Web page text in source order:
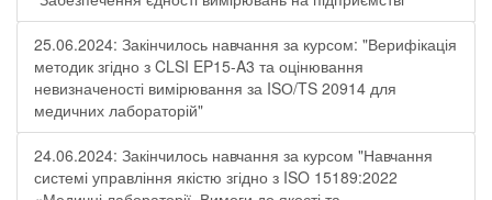
25.06.2024: Закінчилось навчання за курсом: "Верифікація
методик згідно з CLSI EP15-A3 та оцінювання
невизначеності вимірювання за ISО/TS 20914 для
медичних лабораторій"
24.06.2024: Закінчилось навчання за курсом "Навчання
системі управління якістю згідно з ISO 15189:2022